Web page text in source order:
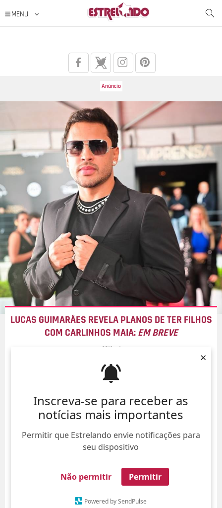
Inscreva-se para receber as
notícias mais importantes
Permitir que Estrelando envie notificações para
seu dispositivo
Não permitir Permitir
Powered by SendPulse
×
LUCAS GUIMARÃES REVELA PLANOS DE TER FILHOS
COM CARLINHOS MAIA:EM BREVE
08/Ago/